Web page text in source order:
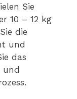
Sie
10 – 12 kg
die
und
das
und